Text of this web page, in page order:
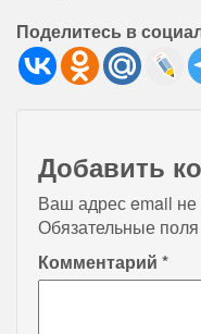
Поделитесь в
Добавить
Ваш адрес email не
Обязательные
Комментарий *